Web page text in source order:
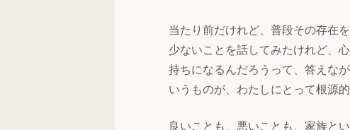
当たり前だけれど、普段その存在
少ないことを話してみたけれど、
持ちになるんだろうって、答えな
いうものが、わたしにとって根源
良いことも、悪いことも、家族と